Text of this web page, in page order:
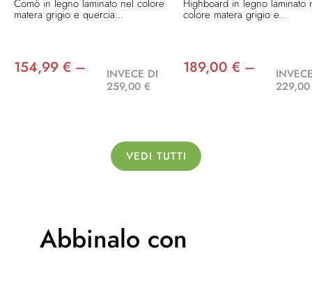
Comò in legno laminato nel colore
matera grigio e quercia...
154,99 € –
INVECE DI
259,00 €
Highboard in legno laminato
colore matera grigio e...
189,00 € –
VEDI TUTTI
Abbinalo con